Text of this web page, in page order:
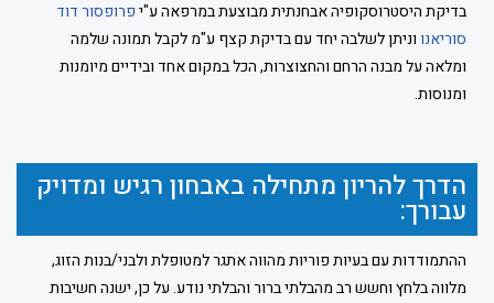
בדיקת היסטרוסקופיה אבחנתית מבוצעת במרפאה ע"יפרופסור דוד
סוריאנווניתן לשלבה יחד עם בדיקת קצף ע"מ לקבל תמונה שלמה
ומלאה על מבנה הרחם והחצוצרות, הכל במקום אחד ובידיים מיומנות
ומנוסות.
הדרך להריון מתחילה באבחון רגיש ומדויק
עבורך:
ההתמודדות עם בעיות פוריות מהווה אתגר למטופלת ולבני/בנות הזוג,
מלווה בלחץ וחשש רב מהבלתי ברור והבלתי נודע. על כן, ישנה חשיבות